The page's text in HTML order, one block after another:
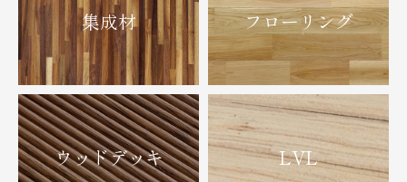
集成材 フローリング
ウッドデッキ LVL